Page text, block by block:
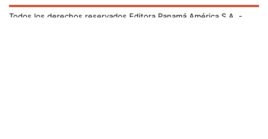
Todos los derechos reservados Editora Panamá América S.A. -